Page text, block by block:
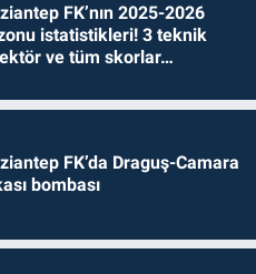
FK’nın 2025-2026
istatistikleri! 3 teknik
ve tüm skorlar…
FK’da Draguş-Camara
bombası